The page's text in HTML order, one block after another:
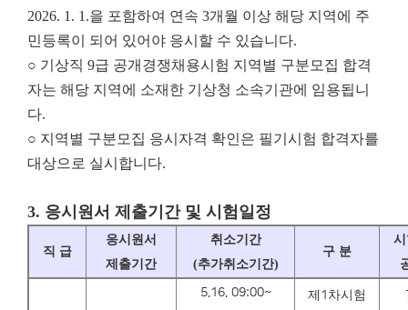
2026. 1. 1.을 포함하여 연속 3개월 이상 해당 지역에 주
민등록이 되어 있어야 응시할 수 있습니다.
○ 기상직 9급 공개경쟁채용시험 지역별 구분모집 합격
자는 해당 지역에 소재한 기상청 소속기관에 임용됩니
다.
○ 지역별 구분모집 응시자격 확인은 필기시험 합격자를
대상으로 실시합니다.
3. 응시원서 제출기간 및 시험일정
직 급
응시원서
제출기간
취소기간
(추가취소기간)
구 분
5.16. 09:00~
제 1 차시험